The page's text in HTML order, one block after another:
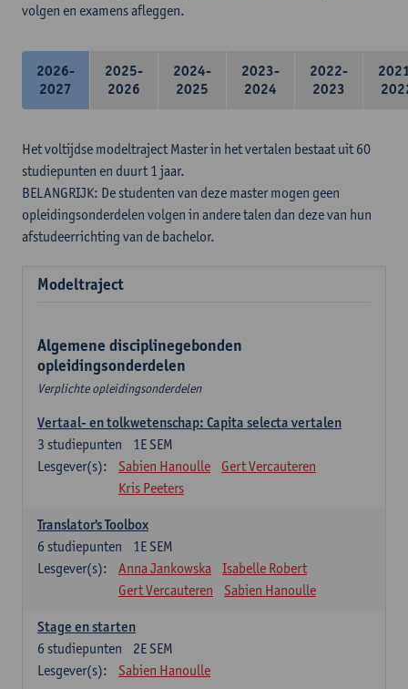
volgen en examens afleggen.
2026-
2027
2025-
2026
2024-
2025
2023-
2024
2022-
2023
Het voltijdse modeltraject Master in het vertalen bestaat uit 60
studiepunten en duurt 1 jaar.
BELANGRIJK: De studenten van deze master mogen geen
opleidingsonderdelen volgen in andere talen dan deze van hun
afstudeerrichting van de bachelor.
Modeltraject
Algemene disciplinegebonden
opleidingsonderdelen
Verplichte opleidingsonderdelen
Vertaal- en tolkwetenschap: Capita selecta vertalen
1E SEM
3 studiepunten
Lesgever(s):
Sabien Hanoulle
Gert Vercauteren
Kris Peeters
Translator's Toolbox
1E SEM
6 studiepunten
Lesgever(s):
Anna Jankowska
Isabelle Robert
Gert Vercauteren
Sabien Hanoulle
Stage en starten
2E SEM
6 studiepunten
Lesgever(s):
Sabien Hanoulle